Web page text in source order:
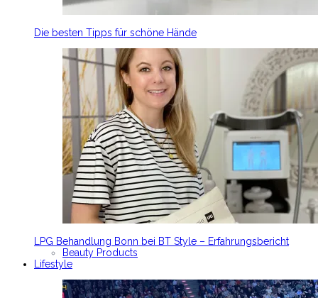
Die besten Tipps für schöne Hände
LPG Behandlung Bonn bei BT Style – Erfahrungsbericht
Beauty Products
Lifestyle